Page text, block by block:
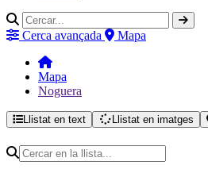
Cerca avançada Mapa
Mapa
Noguera
Llistat en text Llistat en imatges